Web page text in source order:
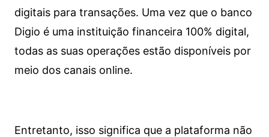
digitais para transações. Uma vez que o banco
Digio é uma instituição financeira 100% digital,
todas as suas operações estão disponíveis por
meio dos canais online.
Entretanto, isso significa que a plataforma não